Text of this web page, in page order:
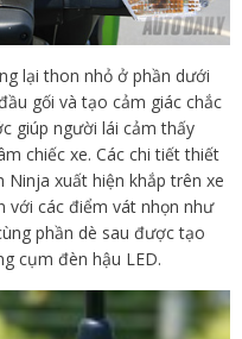
lại thon nhỏ ở phần dưới
gối và tạo cảm giác chắc
giúp người lái cảm thấy
chiếc xe. Các chi tiết thiết
Ninja xuất hiện khắp trên xe
với các điểm vát nhọn như
phần dè sau được tạo
cụm đèn hậu LED.